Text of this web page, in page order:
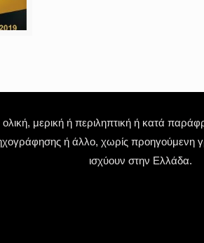
μερική ή περιληπτική ή κατά
ή άλλο, χωρίς προηγούμενη
ισχύουν στην Ελλάδα.